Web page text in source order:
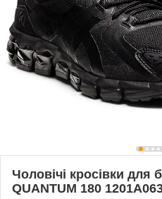
Чоловічі кросівки для
QUANTUM 180